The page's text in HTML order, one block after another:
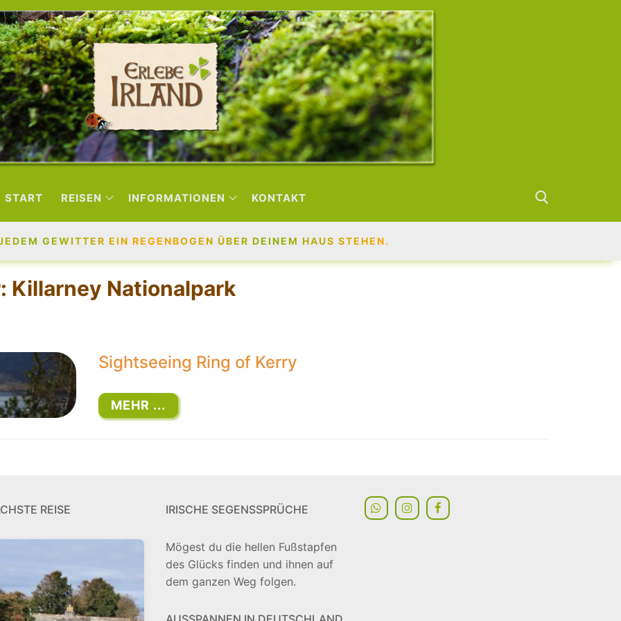
START REISEN INFORMATIONEN KONTAKT
GEWITTER EIN REGENBOGEN ÜBER DEINEM HAUS STEHEN.
Killarney Nationalpark
Sightseeing Ring of Kerry
MEHR ...
REISE IRISCHE SEGENSSPRÜCHE
Mögest du die hellen Fußstapfen
des Glücks finden und ihnen auf
dem ganzen Weg folgen.